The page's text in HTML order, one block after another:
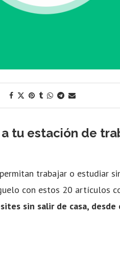
tu estación de
trabajar o estudiar
con estos 20 artículos
sin salir de casa,